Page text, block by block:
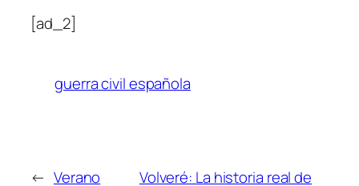
[ad_2]
guerra civil española
← Verano
Volveré: La historia real de